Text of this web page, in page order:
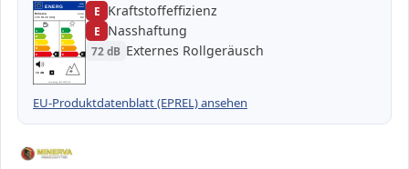
ENERG 1000000
Minerva MW291
155 R13C 90Q C2
A
B
C
D
E
E
A
B
C
D
E
E
72 dB B
Verordnung (EU) 2020/740
E Kraftstoffeffizienz
E Nasshaftung
72 dB Externes Rollgeräusch
EU-Produktdatenblatt (EPREL) ansehen